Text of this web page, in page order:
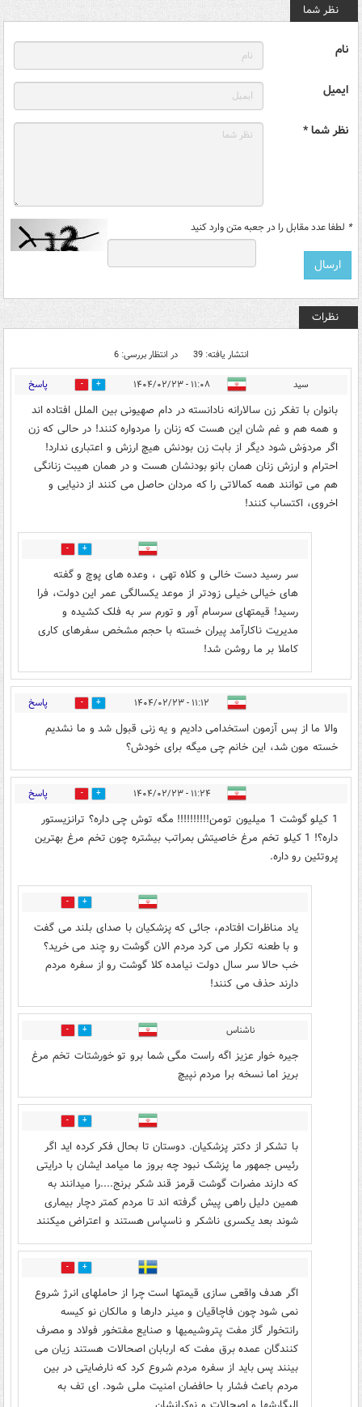
نظر شما
نام
ایمیل
نظر شما *
* لطفا عدد مقابل را در جعبه متن وارد کنید
نظرات
انتشار یافته: 39 در انتظار بررسی: 6
سید ۱۱:۰۸ - ۱۴۰۴/۰۲/۲۳ 22 پاسخ
بانوان با تفکر زن سالارانه نادانسته در دام صهیونی بین الملل افتاده اند
و همه هم و غم شان این هست که زنان را مردواره کنند! در حالی که زن
اگر مردوَش شود دیگر از بابت زن بودنش هیچ ارزش و اعتباری ندارد!
احترام و ارزش زنان همان بانو بودنشان هست و در همان هیبت زنانگی
هم می توانند همه کمالاتی را که مردان حاصل می کنند از دنیایی و
اخروی، اکتساب کنند!
14
سر رسید دست خالی و کلاه تهی ، وعده های پوچ و گفته
های خیالی خیلی زودتر از موعد یکسالگی عمر این دولت، فرا
رسید! قیمتهای سرسام آور و تورم سر به فلک کشیده و
مدیریت ناکارآمد پیران خسته با حجم مشخص سفرهای کاری
کاملا بر ما روشن شد!
۱۱:۱۲ - ۱۴۰۴/۰۲/۲۳ 19 پاسخ
والا ما از بس آزمون استخدامی دادیم و یه زنی قبول شد و ما نشدیم
خسته مون شد، این خانم چی میگه برای خودش؟
۱۱:۲۴ - ۱۴۰۴/۰۲/۲۳ 19 پاسخ
1 کیلو گوشت 1 میلیون تومن!!!!!!!!!! مگه توش چی داره؟ ترانزیستور
داره؟! 1 کیلو تخم مرغ خاصیتش بمراتب بیشتره چون تخم مرغ بهترین
پروتئین رو داره.
16
یاد مناظرات افتادم، جائی که پزشکیان با صدای بلند می گفت
و با طعنه تکرار می کرد مردم الان گوشت رو چند می خرید؟
خب حالا سر سال دولت نیامده کلا گوشت رو از سفره مردم
دارند حذف می کنند!
ناشناس 10
جیره خوار عزیز اگه راست مگی شما برو تو خورشتات تخم مرغ
بریز اما نسخه برا مردم نپیچ
9
با تشکر از دکتر پزشکیان. دوستان تا بحال فکر کرده اید اگر
رئیس جمهور ما پزشک نبود چه بروز ما میامد ایشان با درایتی
که دارند مضرات گوشت قرمز قند شکر برنج....را میدانند به
همین دلیل راهی پیش گرفته اند تا مردم کمتر دچار بیماری
شوند بعد یکسری ناشکر و ناسپاس هستند و اعتراض میکنند
0
اگر هدف واقعی سازی قیمتها است چرا از حاملهای انرژ شروع
نمی شود چون فاچاقیان و مینر دارها و مالکان نو کیسه
رانتخوار گاز مفت پتروشیمیها و صنایع مفتخور فولاد و مصرف
کنندگان عمده برق مفت که اربابان اصحالات هستند زیان می
بینند پس باید از سفره مردم شروع کرد که نارضایتی در بین
مردم باعث فشار با حافضان امنیت ملی شود. ای تف به